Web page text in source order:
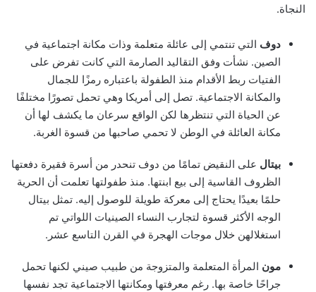
النجاة.
دوف التي تنتمي إلى عائلة متعلمة وذات مكانة اجتماعية في
الصين. نشأت وفق التقاليد الصارمة التي كانت تفرض على
الفتيات ربط الأقدام منذ الطفولة باعتباره رمزًا للجمال
والمكانة الاجتماعية. تصل إلى أمريكا وهي تحمل تصورًا مختلفًا
عن الحياة التي تنتظرها لكن الواقع سرعان ما يكشف لها أن
مكانة العائلة في الوطن لا تحمي صاحبها من قسوة الغربة.
بيتال على النقيض تمامًا من دوف تنحدر من أسرة فقيرة دفعتها
الظروف القاسية إلى بيع ابنتها. منذ طفولتها تعلمت أن الحرية
حلمًا بعيدًا يحتاج إلى معركة طويلة للوصول إليه. تمثل بيتال
الوجه الأكثر قسوة لتجارب النساء الصينيات اللواتي تم
استغلالهن خلال موجات الهجرة في القرن التاسع عشر.
مون المرأة المتعلمة والمتزوجة من طبيب صيني لكنها تحمل
جراحًا خاصة بها. رغم معرفتها ومكانتها الاجتماعية تجد نفسها